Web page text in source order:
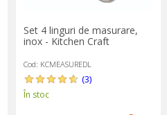
Set 4 linguri de masurare,
inox - Kitchen Craft
Cod: KCMEASUREDL
(3)
În stoc